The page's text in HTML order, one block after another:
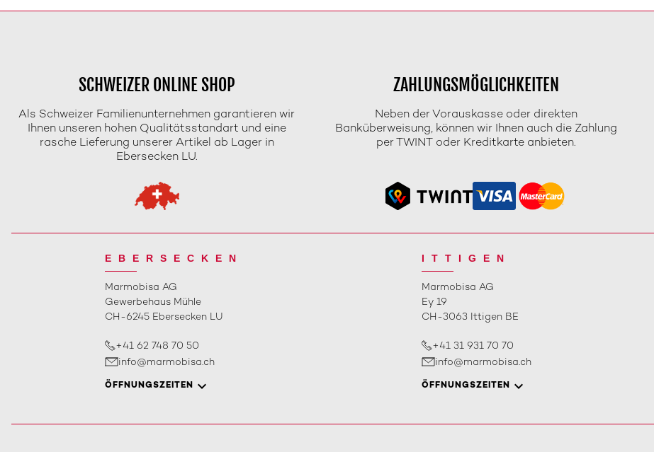
SCHWEIZER ONLINE SHOP
Als Schweizer Familienunternehmen garantieren wir
Ihnen unseren hohen Qualitätsstandart und eine
rasche Lieferung unserer Artikel ab Lager in
Ebersecken LU.
ZAHLUNGSMÖGLICHKEITEN
Neben der Vorauskasse oder direkten
Banküberweisung, können wir Ihnen auch die Zahlung
per TWINT oder Kreditkarte anbieten.
EBERSECKEN
Marmobisa AG
Gewerbehaus Mühle
CH-6245 Ebersecken LU
+41 62 748 70 50
info@marmobisa.ch
ÖFFNUNGSZEITEN
ITTIGEN
Marmobisa AG
Ey 19
CH-3063 Ittigen BE
+41 31 931 70 70
info@marmobisa.ch
ÖFFNUNGSZEITEN